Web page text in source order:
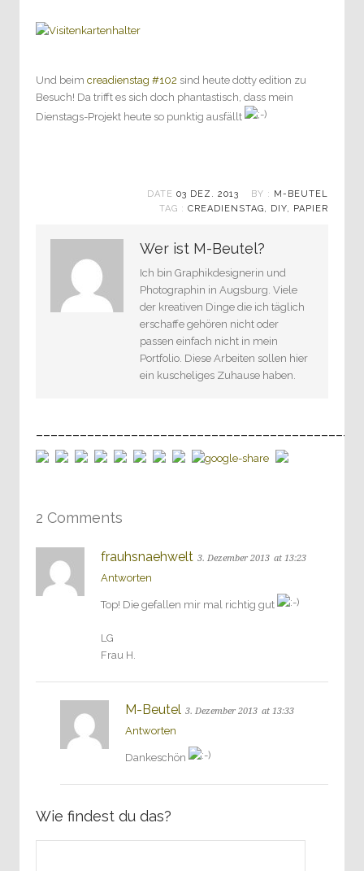
Und beim creadienstag #102 sind heute dotty edition zu
Besuch! Da trifft es sich doch phantastisch, dass mein
Dienstags-Projekt heute so punktig ausfällt
DATE 03 DEZ. 2013 BY : M-BEUTEL
TAG : CREADIENSTAG, DIY, PAPIER
Wer ist M-Beutel?
Ich bin Graphikdesignerin und
Photographin in Augsburg. Viele
der kreativen Dinge die ich täglich
erschaffe gehören nicht oder
passen einfach nicht in mein
Portfolio. Diese Arbeiten sollen hier
ein kuscheliges Zuhause haben.
2 Comments
frauhsnaehwelt 3. Dezember 2013 at 13:23
Antworten
Top! Die gefallen mir mal richtig gut
LG
Frau H.
M-Beutel 3. Dezember 2013 at 13:33
Antworten
Dankeschön
Wie findest du das?